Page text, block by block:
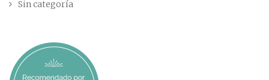
Sin categoría